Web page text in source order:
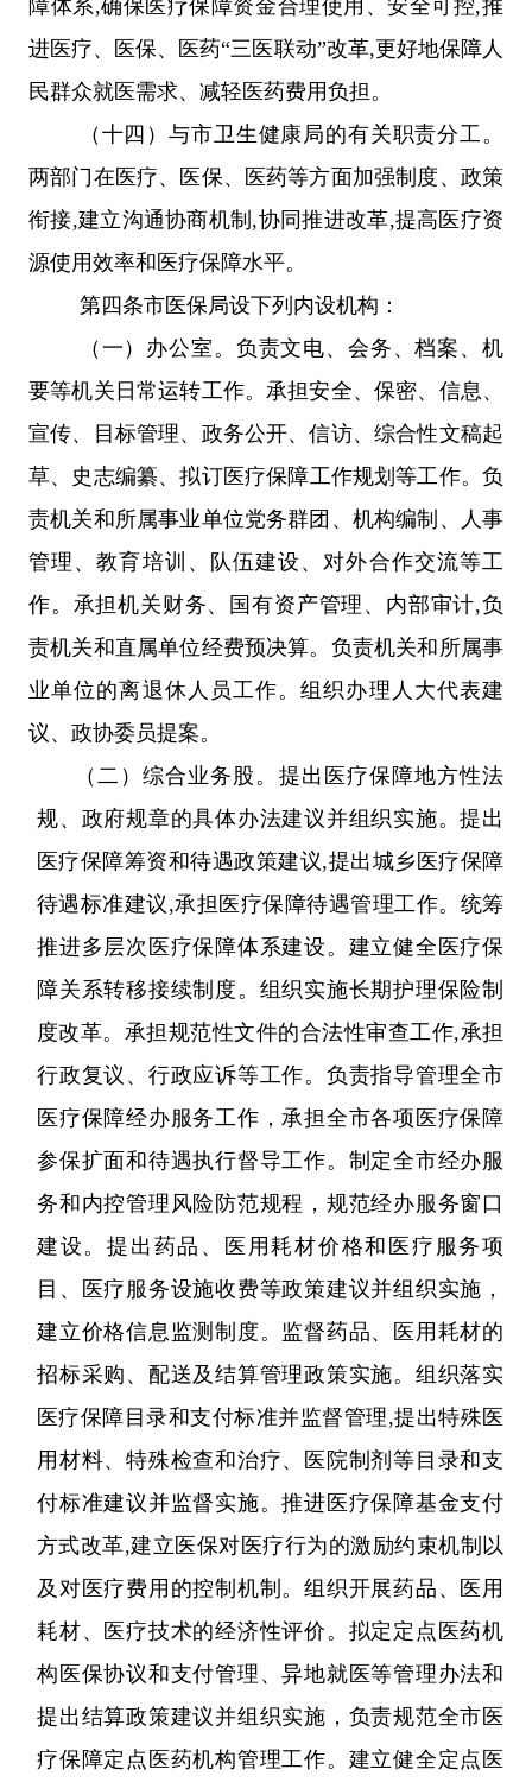
障体系,确保医疗保障资金合理使用、安全可控,推
进医疗、医保、医药“三医联动”改革,更好地保障人
民群众就医需求、减轻医药费用负担。
（十四）与市卫生健康局的有关职责分工。
两部门在医疗、医保、医药等方面加强制度、政策
衔接,建立沟通协商机制 ,协同推进改革,提高医疗资
源使用效率和医疗保障水平。
第四条市医保局设下列内设机构：
（一） 办公室。负责文电、会务、档案、机
要等机关日常运转工作。承担安全、保密、信息、
宣传、目标管理、政务公开、信访、综合性文稿起
草、史志编纂、拟订医疗保障工作规划等工作。负
责机关和所属事业单位党务群团、机构编制、人事
管理、教育培训、队伍建设、对外合作交流等工
作。承担机关财务、国有资产管理、内部审计,负
责机关和直属单位经费预决算。负责机关和所属事
业单位的离退休人员工作。组织办理人大代表建
议、政协委员提案。
（二）综合业务股 。 提出 医疗保障地方性法
规、政府规章的具体办法建议 并组织实施。提出
医疗保障筹资和待遇政策建议,提出城乡医疗保障
待遇标准建议 ,承担医疗保障待遇管理工作。统筹
推进多层次医疗保障体系建设。建立健全医疗保
障关系转移接续制度。组织实施长期护理保险制
度改革。承担规范性文件的合法性审查工作,承担
行政复议、行政应诉等工作。负责指导管理全市
医疗保障经办服务工作，承担全市各项医疗保障
参保扩面和待遇执行督导工作。制定全市经办服
务和内控管理风险防范规程，规范经办服务窗口
建设。提出 药品、医用耗材价格和医疗服务项
目、医疗服务设施收费等政策建议并组织实施，
建立价格信息监测制度。监督药品、医用耗材的
招标采购、配送及结算管理政策实施。组织落实
医疗保障目录和支付标准并监督管理,提出特殊医
用材料、特殊检查和治疗、医院制剂等目录和支
付标准建议 并监督实施。推进医疗保障基金支付
方式改革,建立医保对医疗行为的激励约束机制以
及对医疗费用的控制机制。组织开展药品、医用
耗材、医疗技术的经济性评价。 拟定 定点医药机
构医保协议和支付管理、异地就医等管理办法和
提出结算政策建议 并组织实施，负责规范全市医
疗保障定点医药机构管理工作。建立健全定点医